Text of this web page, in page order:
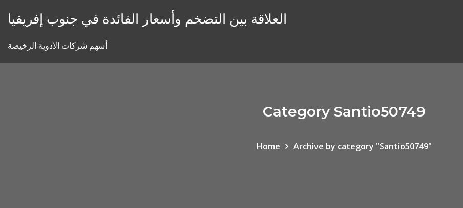
العلاقة بين التضخم وأسعار الفائدة في جنوب إفريقيا
أسهم شركات الأدوية الرخيصة
Category Santio50749
Home Archive by category "Santio50749"